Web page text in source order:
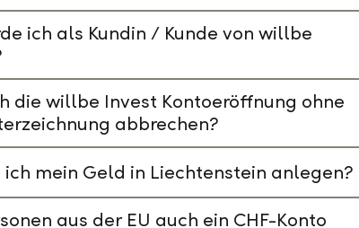
ich als Kundin / Kunde von willbe
die willbe Invest Kontoeröffnung ohne
abbrechen?
mein Geld in Liechtenstein anlegen?
aus der EU auch ein CHF-Konto